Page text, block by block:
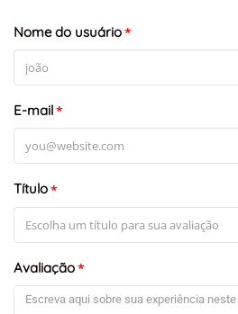
Leaflet
Nome do usuário*
E-mail*
Título*
Avaliação*